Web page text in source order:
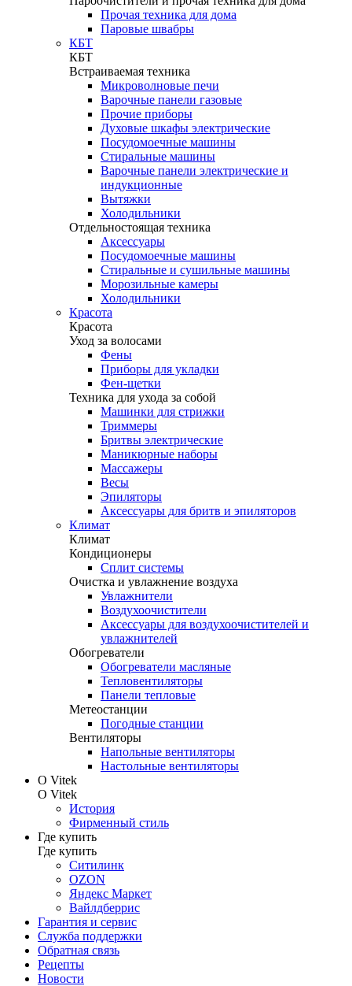
Прочая техника для дома
Паровые швабры
КБТ
КБТ
Встраиваемая техника
Микроволновые печи
Варочные панели газовые
Прочие приборы
Духовые шкафы электрические
Посудомоечные машины
Стиральные машины
Варочные панели электрические и
индукционные
Вытяжки
Холодильники
Отдельностоящая техника
Аксессуары
Посудомоечные машины
Стиральные и сушильные машины
Морозильные камеры
Холодильники
Красота
Красота
Уход за волосами
Фены
Приборы для укладки
Фен-щетки
Техника для ухода за собой
Машинки для стрижки
Триммеры
Бритвы электрические
Маникюрные наборы
Массажеры
Весы
Эпиляторы
Аксессуары для бритв и эпиляторов
Климат
Климат
Кондиционеры
Сплит системы
Очистка и увлажнение воздуха
Увлажнители
Воздухоочистители
Аксессуары для воздухоочистителей и
увлажнителей
Обогреватели
Обогреватели масляные
Тепловентиляторы
Панели тепловые
Метеостанции
Погодные станции
Вентиляторы
Напольные вентиляторы
Настольные вентиляторы
О Vitek
О Vitek
История
Фирменный стиль
Где купить
Где купить
Ситилинк
OZON
Яндекс Маркет
Вайлдберрис
Гарантия и сервис
Служба поддержки
Обратная связь
Рецепты
Новости